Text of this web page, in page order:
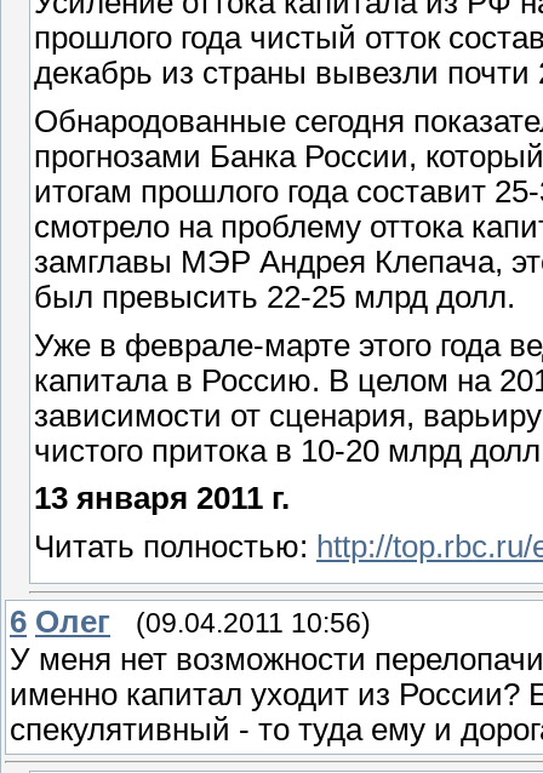
прошлого года чистый отток
декабрь из страны вывезли
Обнародованные сегодня
прогнозами Банка России,
итогам прошлого года составит
смотрело на проблему оттока
замглавы МЭР Андрея Клепача,
был превысить 22-25 млрд долл.
Уже в феврале-марте этого года
капитала в Россию. В целом на
зависимости от сценария,
чистого притока в 10-20 млрд
13 января 2011 г.
Читать полностью: http://
6 Олeг (09.04.2011 10:56)
У меня нет возможности
именно капитал уходит из России?
спекулятивный - то туда ему и